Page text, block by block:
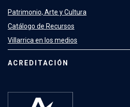
Patrimonio, Arte y Cultura
Catálogo de Recursos
Villarrica en los medios
ACREDITACIÓN